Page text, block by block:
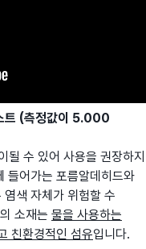
트 (측정값이 5.000
될 수 있어 사용을 권장하지
들어가는 포름알데히드와
색 자체가 위험할 수
소재는 물을 사용하는
친환경적인 섬유입니다.